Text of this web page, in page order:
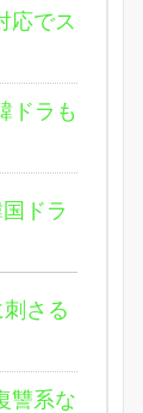
応でス
ドラも
ドラ
さる
讐系な